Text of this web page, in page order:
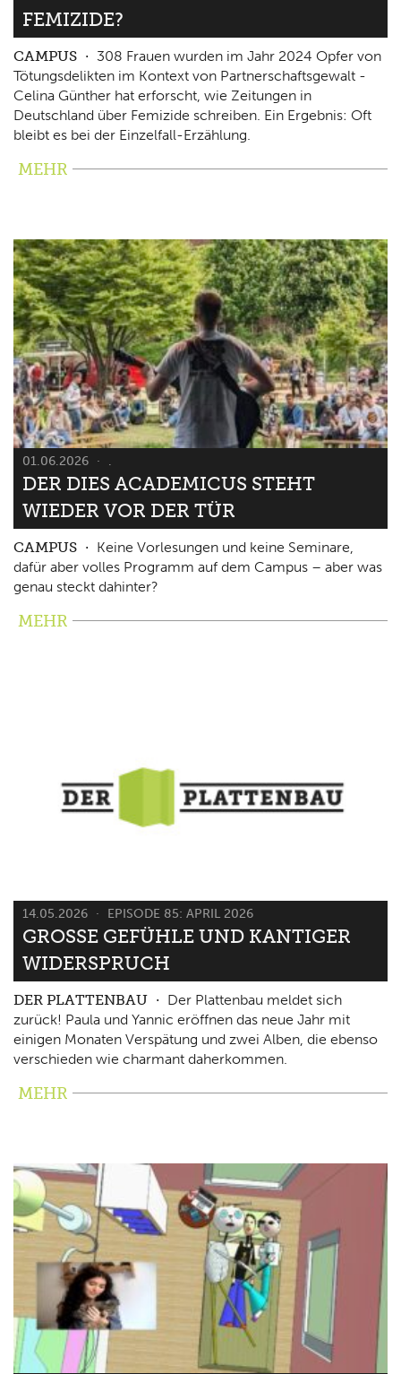
FEMIZIDE?
CAMPUS
308 Frauen wurden im Jahr 2024 Opfer von
Tötungsdelikten im Kontext von Partnerschaftsgewalt -
Celina Günther hat erforscht, wie Zeitungen in
Deutschland über Femizide schreiben. Ein Ergebnis: Oft
bleibt es bei der Einzelfall-Erzählung.
MEHR
01.06.2026 .
DER DIES ACADEMICUS STEHT
WIEDER VOR DER TÜR
CAMPUS
Keine Vorlesungen und keine Seminare,
dafür aber volles Programm auf dem Campus – aber was
genau steckt dahinter?
MEHR
14.05.2026 EPISODE 85: APRIL 2026
GROSSE GEFÜHLE UND KANTIGER W
IDERSPRUCH
DER PLATTENBAU
Der Plattenbau meldet sich
zurück! Paula und Yannic eröffnen das neue Jahr mit
einigen Monaten Verspätung und zwei Alben, die ebenso
verschieden wie charmant daherkommen.
MEHR